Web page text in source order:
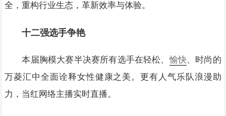
全，重构行业生态，革新效率与体验。
十二强选手争艳
本届胸模大赛半决赛所有选手在轻松、愉快、时尚的
万菱汇中全面诠释女性健康之美。更有人气乐队浪漫助
力，当红网络主播实时直播。